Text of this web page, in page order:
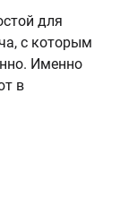
для
с которым
Именно
в